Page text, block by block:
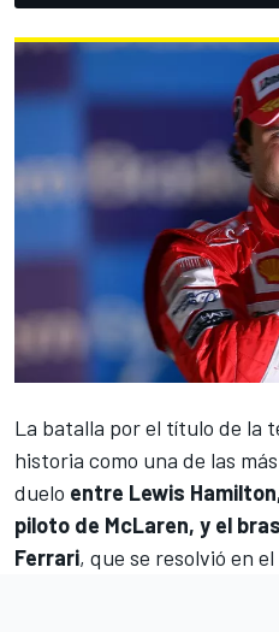
La batalla por el título de la
historia como una de las
duelo entre Lewis
piloto de McLaren, y el
Ferrari, que se resolvió en